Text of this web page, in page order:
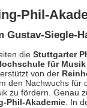
Phil-
Gustav-Siegle-
die Stuttgarter
für
von der
den Nachwuchs für
zu fördern. Genau
Phil-Akademie. In